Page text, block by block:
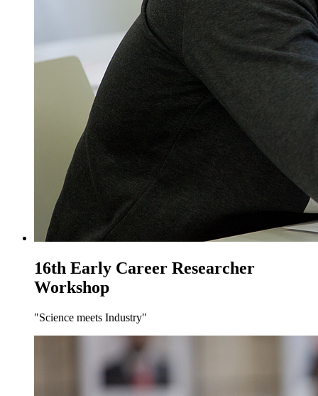
16th Early Career Researcher
Workshop
"Science meets Industry"